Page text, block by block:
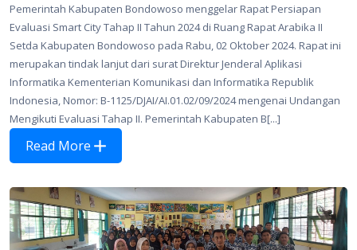
Pemerintah Kabupaten Bondowoso menggelar Rapat Persiapan
Evaluasi Smart City Tahap II Tahun 2024 di Ruang Rapat Arabika II
Setda Kabupaten Bondowoso pada Rabu, 02 Oktober 2024. Rapat ini
merupakan tindak lanjut dari surat Direktur Jenderal Aplikasi
Informatika Kementerian Komunikasi dan Informatika Republik
Indonesia, Nomor: B-1125/DJAI/AI.01.02/09/2024 mengenai Undangan
Mengikuti Evaluasi Tahap II. Pemerintah Kabupaten B[...]
Read More